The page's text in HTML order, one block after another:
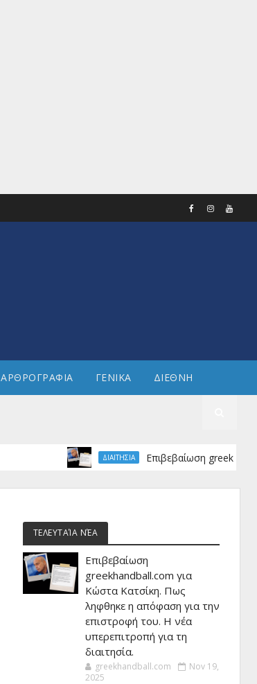
ΑΡΘΡΟΓΡΑΦΙΑ ΓΕΝΙΚΑ ΔΙΕΘΝΗ
ΔΙΑΙΤΗΣΙΑ Επιβεβαίωση
ΤΕΛΕΥΤΑΊΑ ΝΈΑ
Επιβεβαίωση
greekhandball.com για
Κώστα Κατσίκη. Πως
ληφθηκε η απόφαση για την
επιστροφή του. Η νέα
υπερεπιτροπή για τη
διαιτησία.
greekhandball.com
Nov 19,
2025